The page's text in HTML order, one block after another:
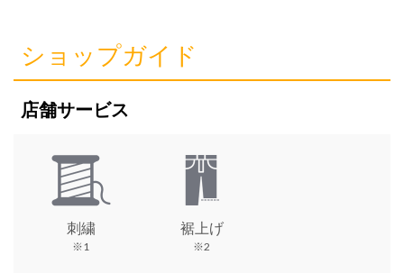
ショップガイド
店舗サービス
刺繍
※1
裾上げ
※2